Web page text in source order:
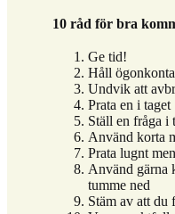
10 råd för bra
Ge tid!
Håll
Undvik att
Prata en i taget
Ställ en fråga i
Använd korta
Prata lugnt
Använd gärna
tumme ned
Stäm av att du